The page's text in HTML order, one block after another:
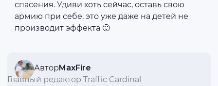
спасения. Удиви хоть сейчас, оставь свою
армию при себе, это уже даже на детей не
производит эффекта 🙂
АвторMaxFire
Главный редактор Traffic Cardinal